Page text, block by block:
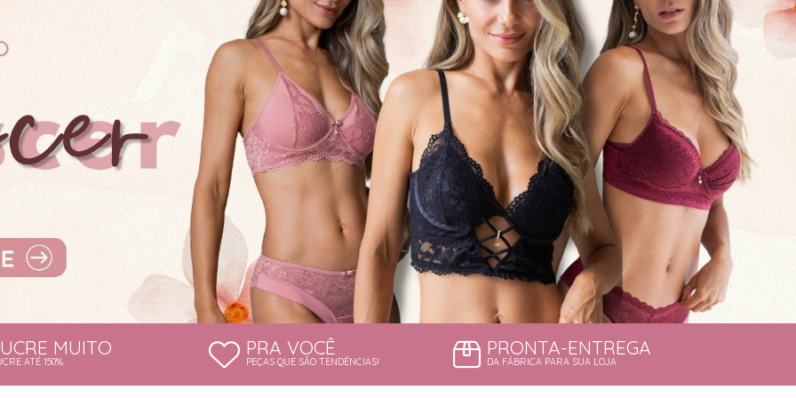
MUITO
ATÉ 150%
PRA VOCÊ
PEÇAS QUE SÃO TENDÊNCIAS!
PRONTA-ENTREGA
DA FÁBRICA PARA SUA LOJA